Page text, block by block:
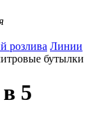
розлива Линии
бутылки
5